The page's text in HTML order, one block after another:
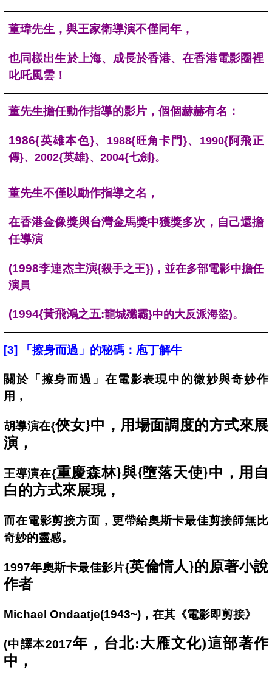
董瑋先生，與王家衛導演不僅同年，
也同樣出生於上海、成長於香港、在香港電影圈裡
叱吒風雲！
董先生擔任動作指導的影片，個個赫赫有名：
1986{英雄本色}、1988{旺角卡門}、1990{阿飛正
傳}、2002{英雄}、2004{七劍}。
董先生不僅以動作指導之名，
在香港金像獎與台灣金馬獎中獲獎多次，自己還擔
任導演
(1998李連杰主演{殺手之王})，並在多部電影中擔任
演員
(1994{黃飛鴻之五:龍城殲霸}中的大反派海盜)。
[3] 「 擦身而過」的秘碼：庖丁解牛
關於「擦身而過」在電影表現中的微妙與奇妙作
用，
胡導演在{俠女}中，用場面調度的方式來展
演，
王導演在{重慶森林}與{墮落天使}中，用自
白的方式來展現，
而在電影剪接方面，更帶給奧斯卡最佳剪接師無比
奇妙的靈感。
1997年奧斯卡最佳影片{英倫情人}的原著小說
作者
Michael Ondaatje(1943~) ，在其《電影即剪接》
(中譯本2017年，台北:大雁文化)這部著作
中，